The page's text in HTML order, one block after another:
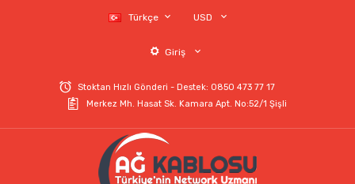
Türkçe USD
Giriş
Stoktan Hızlı Gönderi - Destek: 0850 473 77 17
Merkez Mh. Hasat Sk. Kamara Apt. No:52/1 Şişli